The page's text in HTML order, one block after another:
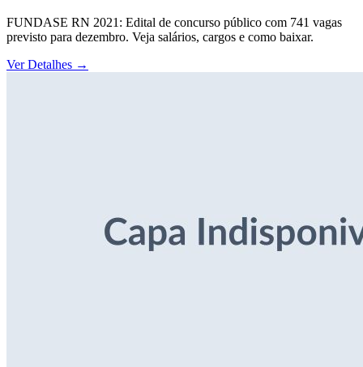
FUNDASE RN 2021: Edital de concurso público com 741 vagas
previsto para dezembro. Veja salários, cargos e como baixar.
Ver Detalhes →